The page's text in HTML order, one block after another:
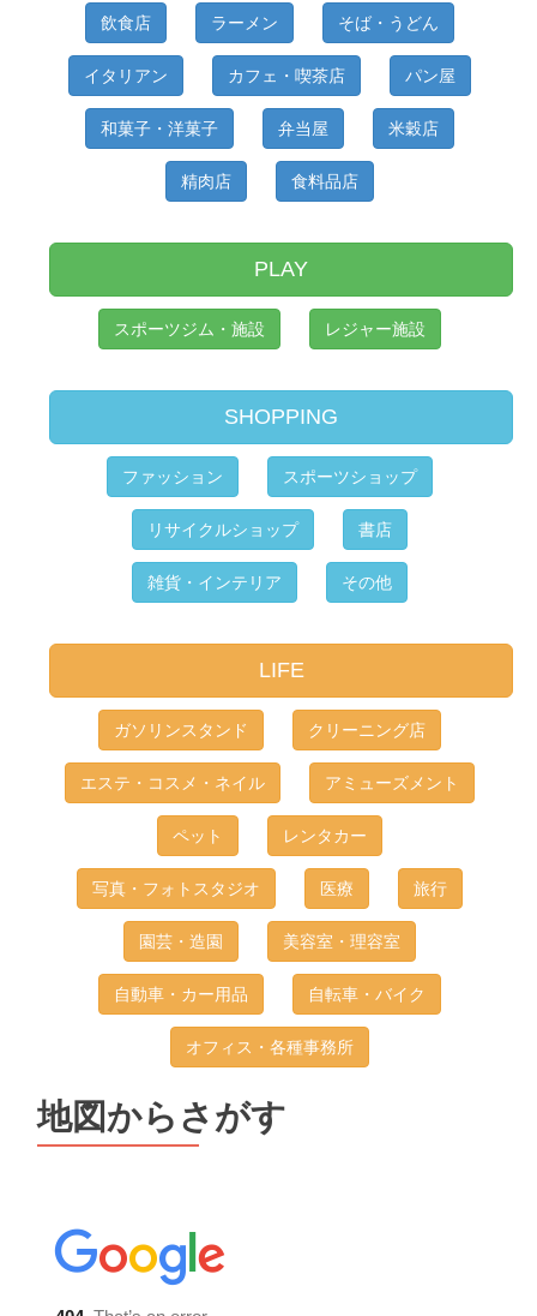
飲食店 ラーメン そば・うどん
イタリアン カフェ・喫茶店 パン屋
和菓子・洋菓子 弁当屋 米穀店
精肉店 食料品店
PLAY
スポーツジム・施設 レジャー施設
SHOPPING
ファッション スポーツショップ
リサイクルショップ 書店
雑貨・インテリア その他
LIFE
ガソリンスタンド クリーニング店
エステ・コスメ・ネイル アミューズメント
ペット レンタカー
写真・フォトスタジオ 医療 旅行
園芸・造園 美容室・理容室
自動車・カー用品 自転車・バイク
オフィス・各種事務所
地図からさがす